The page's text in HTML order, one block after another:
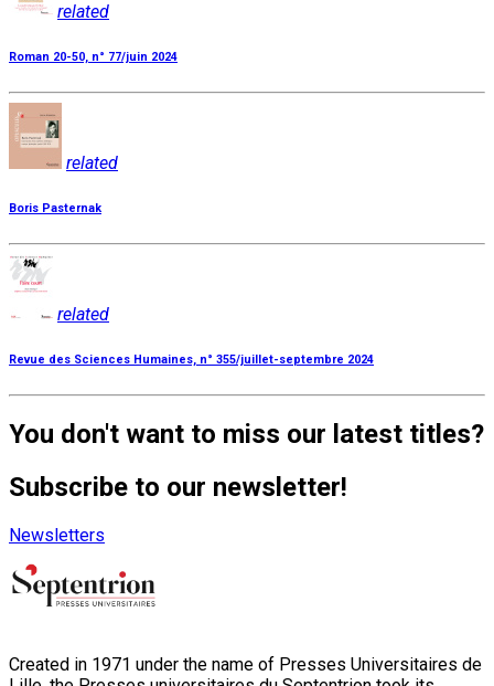
related
Roman 20-50, n° 77/juin 2024
related
Boris Pasternak
related
Revue des Sciences Humaines, n° 355/juillet-septembre 2024
You don't want to miss our latest titles?
Subscribe to our newsletter!
Newsletters
Created in 1971 under the name of Presses Universitaires de